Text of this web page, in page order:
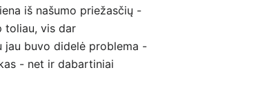
iš našumo priežasčių -
toliau, vis dar
jau buvo didelė problema -
- net ir dabartiniai